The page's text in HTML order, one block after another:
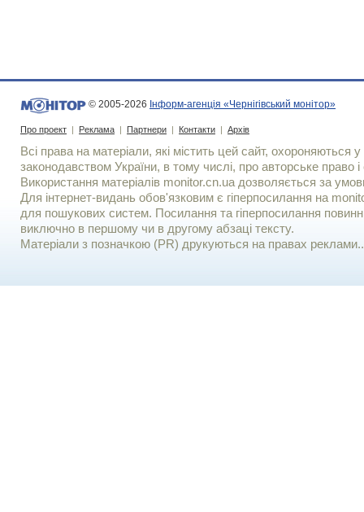
© 2005-2026 Інформ-агенція «Чернігівський монітор»
Про проект | Реклама | Партнери | Контакти | Архів
Всі права на матеріали, які містить цей сайт, охороняються у
законодавством України, в тому числі, про авторське право і
Використання матерiалiв monitor.cn.ua дозволяється за
Для iнтернет-видань обов'язковим є гiперпосилання на
для пошукових систем. Посилання та гіперпосилання
виключно в першому чи в другому абзаці тексту.
Матеріали з позначкою (PR) друкуються на правах реклами..